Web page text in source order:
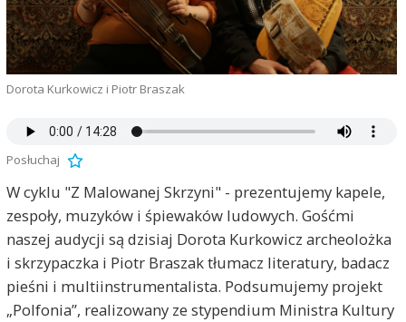
Dorota Kurkowicz i Piotr Braszak
Posłuchaj
W cyklu "Z Malowanej Skrzyni" - prezentujemy kapele,
zespoły, muzyków i śpiewaków ludowych. Gośćmi
naszej audycji są dzisiaj Dorota Kurkowicz archeolożka
i skrzypaczka i Piotr Braszak tłumacz literatury, badacz
pieśni i multiinstrumentalista. Podsumujemy projekt
„Polfonia”, realizowany ze stypendium Ministra Kultury